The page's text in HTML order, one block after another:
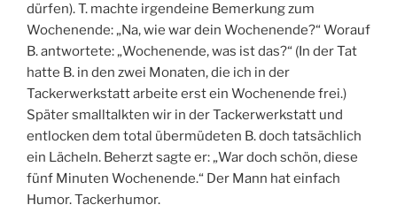
dürfen). T. machte irgendeine Bemerkung zum
Wochenende: „Na, wie war dein Wochenende?“ Worauf
B. antwortete: „Wochenende, was ist das?“ (In der Tat
hatte B. in den zwei Monaten, die ich in der
Tackerwerkstatt arbeite erst ein Wochenende frei.)
Später smalltalkten wir in der Tackerwerkstatt und
entlocken dem total übermüdeten B. doch tatsächlich
ein Lächeln. Beherzt sagte er: „War doch schön, diese
fünf Minuten Wochenende.“ Der Mann hat einfach
Humor. Tackerhumor.